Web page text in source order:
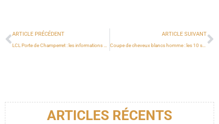
ARTICLE PRÉCÉDENT ARTICLE SUIVANT
Coupe de cheveux blancs homme : les 10 styles pour un look moderne
ARTICLES RÉCENTS